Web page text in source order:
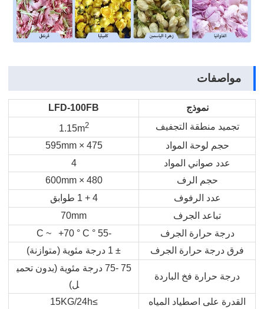
مواصفات
نموذج
LFD-100FB
تجميد منطقة التجفيف
1.15m2
حجم لوحة المواد
475 × 595mm
عدد صواني المواد
4
حجم الرف
480 × 600mm
عدد الرفوف
4 + 1 طوابق
تباعد الجرف
70mm
درجة حرارة الجرف
-55 ° C ~ +70 ° C
فرق درجة حرارة الجرف
± 1 درجة مئوية (متوازنة)
درجة حرارة فخ الباردة
75 -75 درجة مئوية (بدون تحمي
ل)
القدرة على اصطياد المياه
≥15KG/24h